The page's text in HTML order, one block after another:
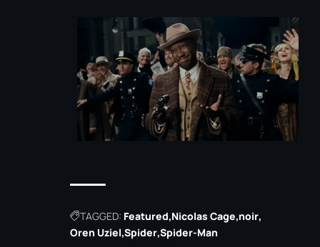
TAGGED: Featured Nicolas Cage noir
Oren Uziel Spider Spider-Man